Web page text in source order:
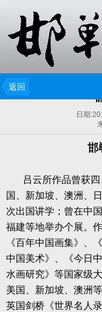
返回
日期:
邯
吕云所作品曾获
国、新加坡、澳洲、
次出国讲学；曾在中
福建等地举办个展。
《百年中国画集》、《
中国美术》、《今日
水画研究》等国家级
美国、新加坡、澳洲
英国剑桥《世界名人